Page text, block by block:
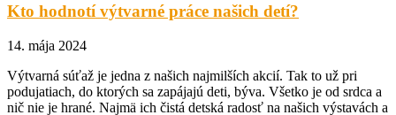
Kto hodnotí výtvarné práce našich detí?
14. mája 2024
Výtvarná súťaž je jedna z našich najmilších akcií. Tak to už pri
podujatiach, do ktorých sa zapájajú deti, býva. Všetko je od srdca a
nič nie je hrané. Najmä ich čistá detská radosť na našich výstavách a